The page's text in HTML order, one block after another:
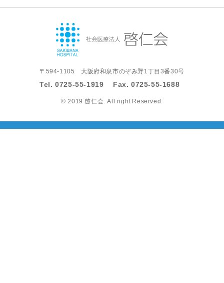
〒594-1105 大阪府和泉市のぞみ野1丁目3番30号
Tel. 0725-55-1919 Fax. 0725-55-1688
© 2019 啓仁会. All right Reserved.